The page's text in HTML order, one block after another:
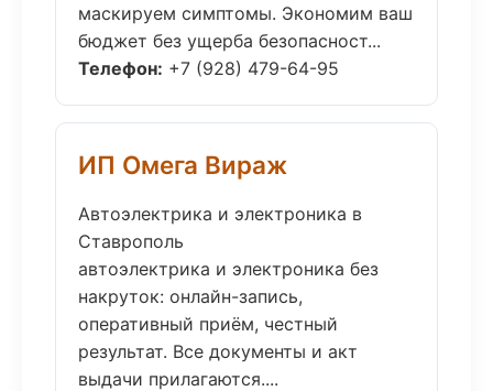
маскируем симптомы. Экономим ваш
бюджет без ущерба безопасност...
Телефон: +7 (928) 479-64-95
ИП Омега Вираж
Автоэлектрика и электроника в
Ставрополь
автоэлектрика и электроника без
накруток: онлайн-запись,
оперативный приём, честный
результат. Все документы и акт
выдачи прилагаются....